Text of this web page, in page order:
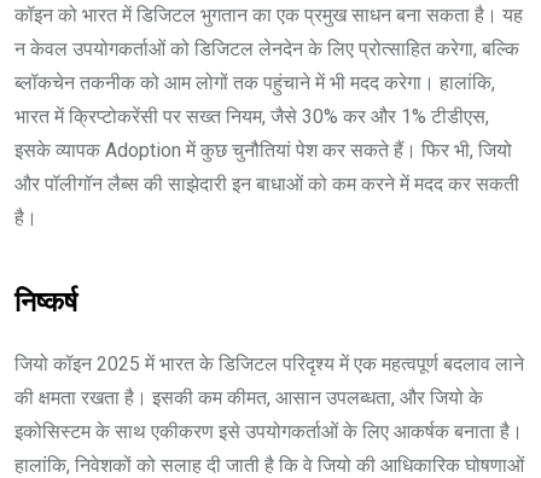
कॉइन को भारत में डिजिटल भुगतान का एक प्रमुख साधन बना सकता है। यह
न केवल उपयोगकर्ताओं को डिजिटल लेनदेन के लिए प्रोत्साहित करेगा, बल्कि
ब्लॉकचेन तकनीक को आम लोगों तक पहुंचाने में भी मदद करेगा। हालांकि,
भारत में क्रिप्टोकरेंसी पर सख्त नियम, जैसे 30% कर और 1% टीडीएस,
इसके व्यापक Adoption में कुछ चुनौतियां पेश कर सकते हैं। फिर भी, जियो
और पॉलीगॉन लैब्स की साझेदारी इन बाधाओं को कम करने में मदद कर सकती
है।
निष्कर्ष
जियो कॉइन 2025 में भारत के डिजिटल परिदृश्य में एक महत्वपूर्ण बदलाव लाने
की क्षमता रखता है। इसकी कम कीमत, आसान उपलब्धता, और जियो के
इकोसिस्टम के साथ एकीकरण इसे उपयोगकर्ताओं के लिए आकर्षक बनाता है।
हालांकि, निवेशकों को सलाह दी जाती है कि वे जियो की आधिकारिक घोषणाओं